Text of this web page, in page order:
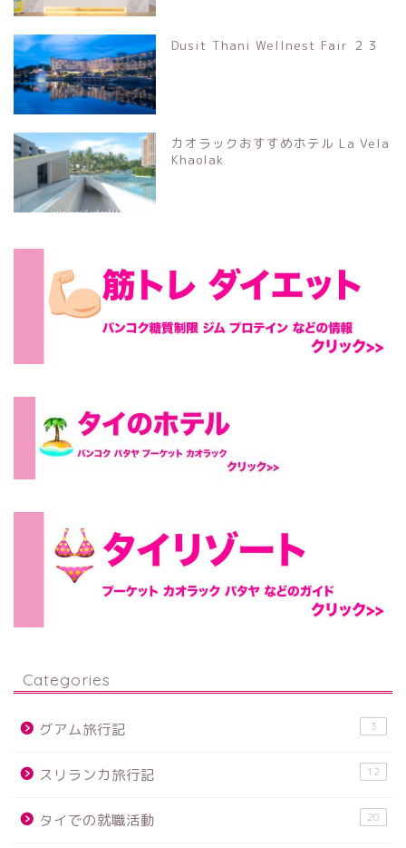
Dusit Thani Wellnest Fair ２３
カオラックおすすめホテル La Vela
Khaolak
Categories
グアム旅行記 3
スリランカ旅行記 12
タイでの就職活動 20